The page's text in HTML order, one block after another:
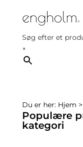
Søg efter et
×
Du er her: Hjem >
Populære
kategori